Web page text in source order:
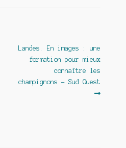
Article
suivant :
Landes. En images : une
formation pour mieux
connaître les
champignons – Sud Ouest